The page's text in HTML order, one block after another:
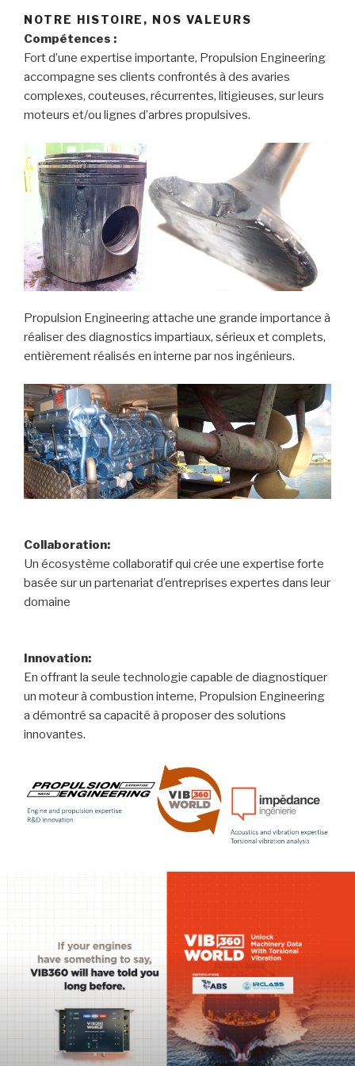
NOTRE HISTOIRE, NOS VALEURS
Compétences :
Fort d’une expertise importante, Propulsion Engineering
accompagne ses clients confrontés à des avaries
complexes, couteuses, récurrentes, litigieuses, sur leurs
moteurs et/ou lignes d’arbres propulsives.
Propulsion Engineering attache une grande importance à
réaliser des diagnostics impartiaux, sérieux et complets,
entièrement réalisés en interne par nos ingénieurs.
Collaboration:
Un écosystème collaboratif qui crée une expertise forte
basée sur un partenariat d’entreprises expertes dans leur
domaine
Innovation:
En offrant la seule technologie capable de diagnostiquer
un moteur à combustion interne, Propulsion Engineering
a démontré sa capacité à proposer des solutions
innovantes.